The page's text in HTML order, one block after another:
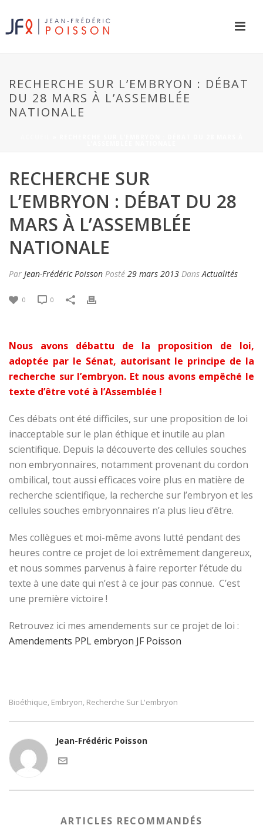
RECHERCHE SUR L’EMBRYON : DÉBAT
DU 28 MARS À L’ASSEMBLÉE
NATIONALE
RECHERCHE SUR
L’EMBRYON : DÉBAT DU 28
MARS À L’ASSEMBLÉE
NATIONALE
Par Jean-Frédéric Poisson Posté 29 mars 2013 DansActualités
0 0
Nous avons débattu de la proposition de loi,
adoptée par le Sénat, autorisant le principe de la
recherche sur l’embryon. Et nous avons empêché le
texte d’être voté à l’Assemblée !
Ces débats ont été difficiles, sur une proposition de loi
inacceptable sur le plan éthique et inutile au plan
scientifique. Depuis la découverte des cellules souches
non embryonnaires, notamment provenant du cordon
ombilical, tout aussi efficaces voire plus en matière de
recherche scientifique, la recherche sur l’embryon et les
cellules souches embryonnaires n’a plus lieu d’être.
Mes collègues et moi-même avons lutté pendant des
heures contre ce projet de loi extrêmement dangereux,
et nous sommes parvenus à faire reporter l’étude du
texte à une date qui n’est à ce jour pas connue. C’est
une première victoire !
Retrouvez ici mes amendements sur ce projet de loi :
Amendements PPL embryon JF Poisson
Bioéthique, Embryon, Recherche Sur L'embryon
Jean-Frédéric Poisson
ARTICLES RECOMMANDÉS